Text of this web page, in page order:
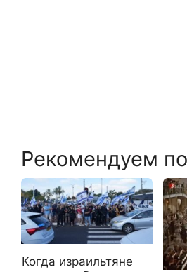
Рекомендуем
Когда израильтяне